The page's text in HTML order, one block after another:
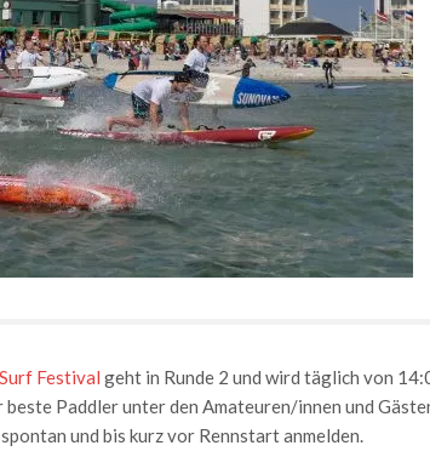
Surf Festival geht in Runde 2 und wird täglich von
Paddler unter den Amateuren/innen und
und bis kurz vor Rennstart anmelden.